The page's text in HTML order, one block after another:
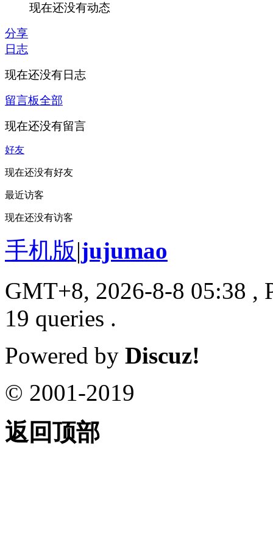
现在还没有动态
分享
日志
现在还没有日志
留言板全部
现在还没有留言
好友
现在还没有好友
最近访客
现在还没有访客
手机版|jujumao
GMT+8, 2026-8-8 05:38 ,
19 queries .
Powered by Discuz!
© 2001-2019
返回顶部